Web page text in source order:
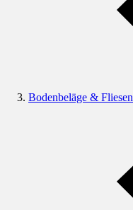
Bodenbeläge & Fliesen